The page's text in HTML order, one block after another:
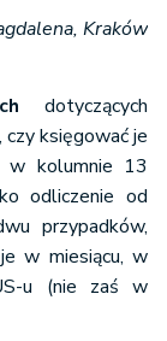
Kraków
dotyczących
księgować je
w kolumnie 13
odliczenie od
przypadków,
w miesiącu, w
u (nie zaś w